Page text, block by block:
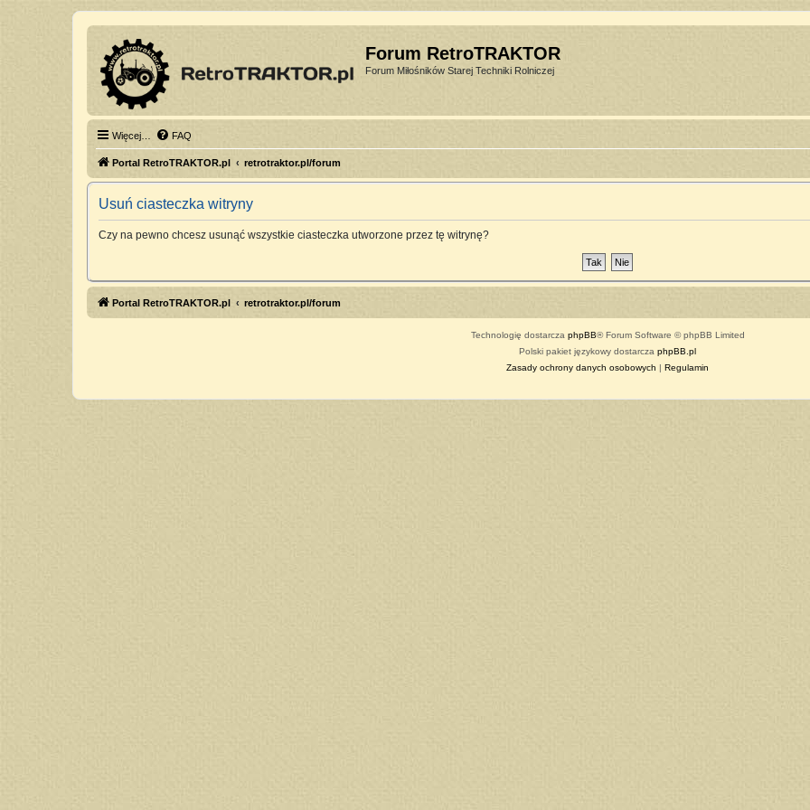
Forum RetroTRAKTOR
Forum Miłośników Starej Techniki Rolniczej
Więcej… FAQ
Portal RetroTRAKTOR.pl retrotraktor.pl/forum
Usuń ciasteczka witryny
Czy na pewno chcesz usunąć wszystkie ciasteczka utworzone przez tę witrynę?
Portal RetroTRAKTOR.pl retrotraktor.pl/forum
Technologię dostarcza phpBB® Forum Software © phpBB Limited
Polski pakiet językowy dostarcza phpBB.pl
Zasady ochrony danych osobowych | Regulamin